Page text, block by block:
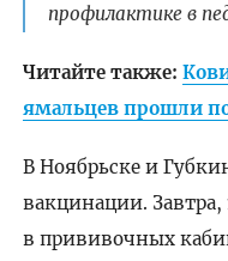
профилактике в
Читайте также:
ямальцев прошли
В Ноябрьске и
вакцинации. Завтра,
в прививочных